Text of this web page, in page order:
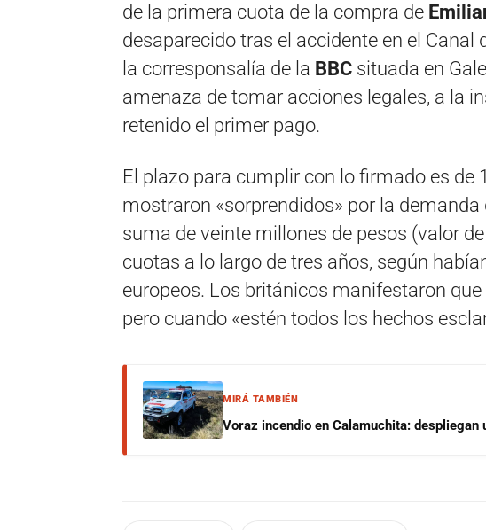
de la primera cuota de la compra de
desaparecido tras el accidente en el
la corresponsalía de la BBC situada en
amenaza de tomar acciones legales, a la
retenido el primer pago.
El plazo para cumplir con lo firmado es de
mostraron «sorprendidos» por la
suma de veinte millones de pesos (valor
cuotas a lo largo de tres años, según
europeos. Los británicos manifestaron
pero cuando «estén todos los hechos
MIRÁ TAMBIÉN
Voraz incendio en Calamuchita: